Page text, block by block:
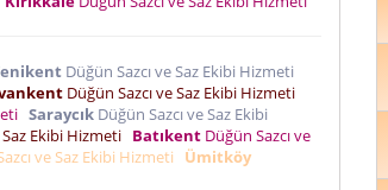
Düğün Sazcı ve Saz Ekibi Hizmeti
Düğün Sazcı ve Saz Ekibi Hizmeti
Saraycık Düğün Sazcı ve Saz Ekibi
Saz Ekibi Hizmeti Batıkent Düğün Sazcı ve
ve Saz Ekibi Hizmeti
Ümitköy